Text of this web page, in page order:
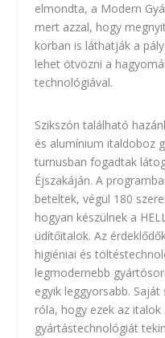
elmondta, a Modern
mert azzal, hogy
korban is láthatják a
lehet ötvözni a
technológiával.
Szikszón található
és alumínium italdoboz
turnusban fogadtak
Éjszakáján. A
beteltek, végül 180
hogyan készülnek a
üdítőitalok. Az
higiéniai és
legmodernebb
egyik leggyorsabb.
róla, hogy ezek az
gyártástechnológiát